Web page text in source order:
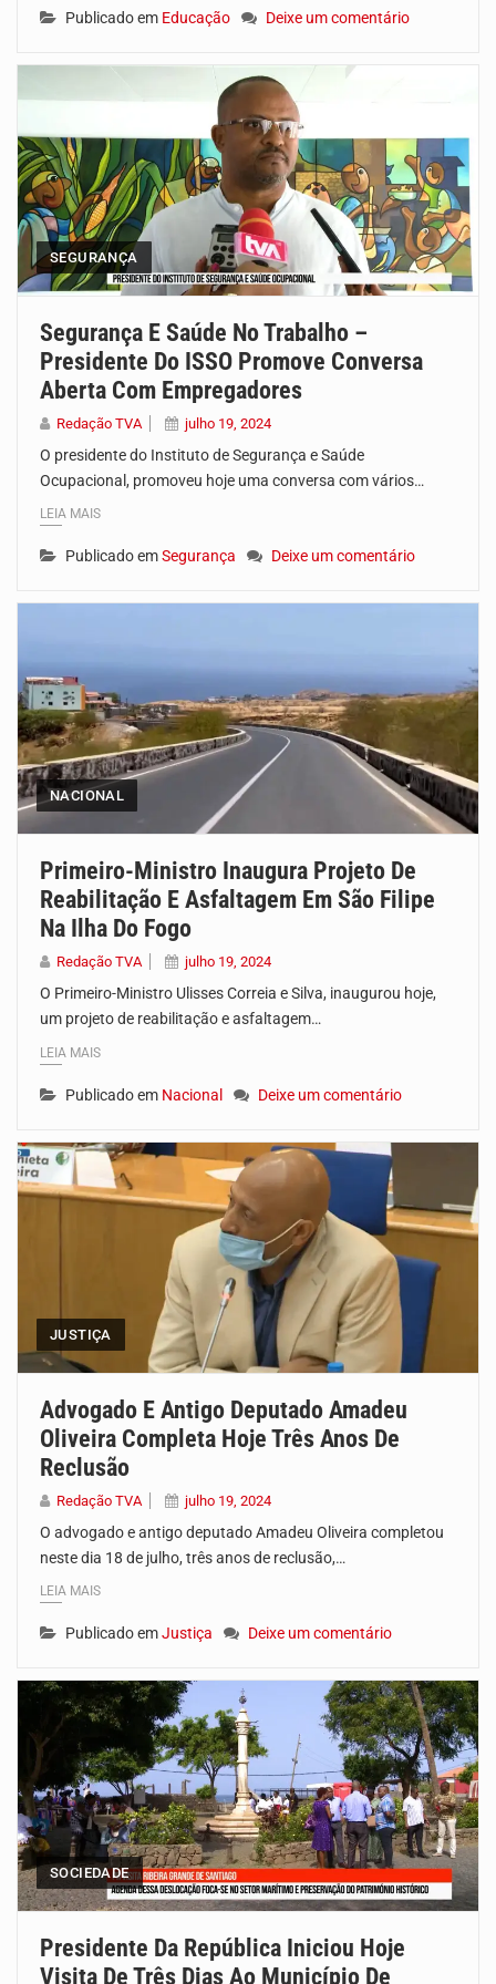
Publicado em Educação Deixe um comentário
SEGURANÇA
Segurança E Saúde No Trabalho –
Presidente Do ISSO Promove Conversa
Aberta Com Empregadores
Redação TVA julho 19, 2024
O presidente do Instituto de Segurança e Saúde
Ocupacional, promoveu hoje uma conversa com vários…
LEIA MAIS
Publicado emSegurança Deixe um comentário
NACIONAL
Primeiro-Ministro Inaugura Projeto De
Reabilitação E Asfaltagem Em São Filipe
Na Ilha Do Fogo
Redação TVA julho 19, 2024
O Primeiro-Ministro Ulisses Correia e Silva, inaugurou hoje,
um projeto de reabilitação e asfaltagem…
LEIA MAIS
Publicado em Nacional Deixe um comentário
JUSTIÇA
Advogado E Antigo Deputado Amadeu
Oliveira Completa Hoje Três Anos De
Reclusão
Redação TVA julho 19, 2024
O advogado e antigo deputado Amadeu Oliveira completou
neste dia 18 de julho, três anos de reclusão,…
LEIA MAIS
Publicado emJustiça Deixe um comentário
SOCIEDADE
Presidente Da República Iniciou Hoje
Visita De Três Dias Ao Município De